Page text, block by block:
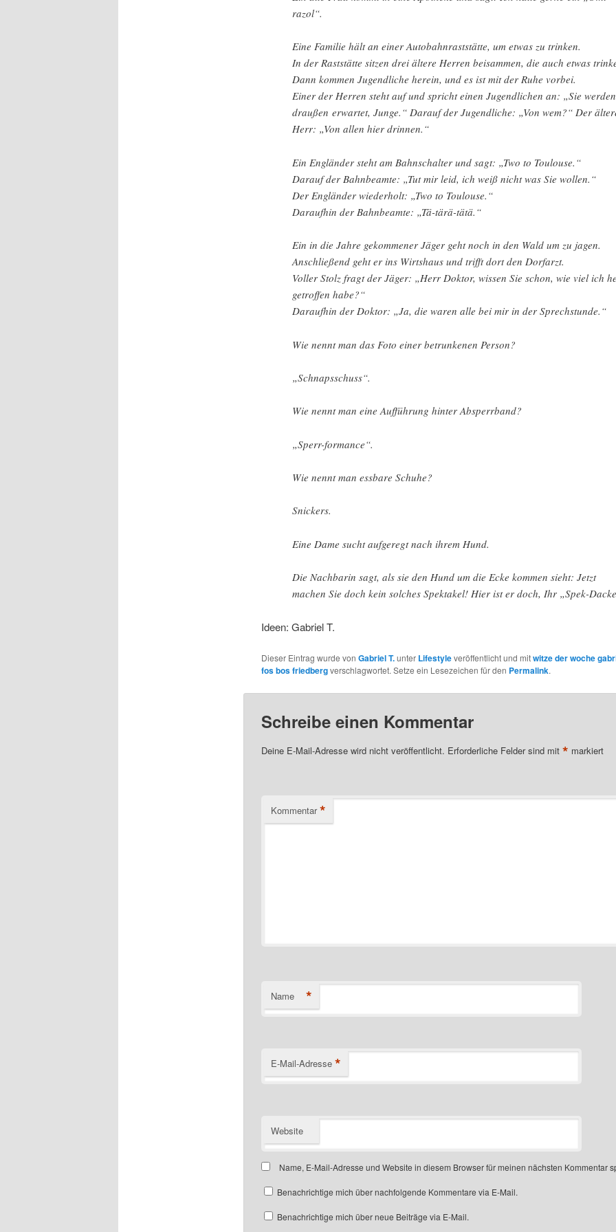
razol“.
Eine Familie hält an einer Autobahnraststätte, um etwas zu trinken.
In der Raststätte sitzen drei ältere Herren beisammen, die auch etwas
Dann kommen Jugendliche herein, und es ist mit der Ruhe vorbei.
Einer der Herren steht auf und spricht einen Jugendlichen an: „Sie werden
draußen erwartet, Junge.“ Darauf der Jugendliche: „Von wem?“ Der
Herr: „Von allen hier drinnen.“
Ein Engländer steht am Bahnschalter und sagt: „Two to Toulouse.“
Darauf der Bahnbeamte: „Tut mir leid, ich weiß nicht was Sie wollen.“
Der Engländer wiederholt: „Two to Toulouse.“
Daraufhin der Bahnbeamte: „Tä-tärä-tätä.“
Ein in die Jahre gekommener Jäger geht noch in den Wald um zu jagen.
Anschließend geht er ins Wirtshaus und trifft dort den Dorfarzt.
Voller Stolz fragt der Jäger: „Herr Doktor, wissen Sie schon, wie viel ich
getroffen habe?“
Daraufhin der Doktor: „Ja, die waren alle bei mir in der Sprechstunde.“
Wie nennt man das Foto einer betrunkenen Person?
„Schnapsschuss“.
Wie nennt man eine Aufführung hinter Absperrband?
„Sperr-formance“.
Wie nennt man essbare Schuhe?
Snickers.
Eine Dame sucht aufgeregt nach ihrem Hund.
Die Nachbarin sagt, als sie den Hund um die Ecke kommen sieht: Jetzt
machen Sie doch kein solches Spektakel! Hier ist er doch, Ihr „Spek-
Ideen: Gabriel T.
Dieser Eintrag wurde von Gabriel T.unter Lifestyleveröffentlicht und mitwitze der woche
fos bos friedbergverschlagwortet. Setze ein Lesezeichen für den Permalink.
Schreibe einen Kommentar
Deine E-Mail-Adresse wird nicht veröffentlicht. Erforderliche Felder sind mit * markiert
Kommentar *
Name *
E-Mail-Adresse *
Website
Name, E-Mail-Adresse und Website in diesem Browser für meinen nächsten Kommentar
Benachrichtige mich über nachfolgende Kommentare via E-Mail.
Benachrichtige mich über neue Beiträge via E-Mail.